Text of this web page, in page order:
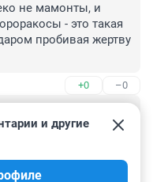
не мамонты, и
- это такая
пробивая жертву
+0 –0
же раздутый
растущих дерева по
результат.
и другие